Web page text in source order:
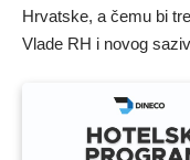
Hrvatske, a čemu bi
Vlade RH i novog